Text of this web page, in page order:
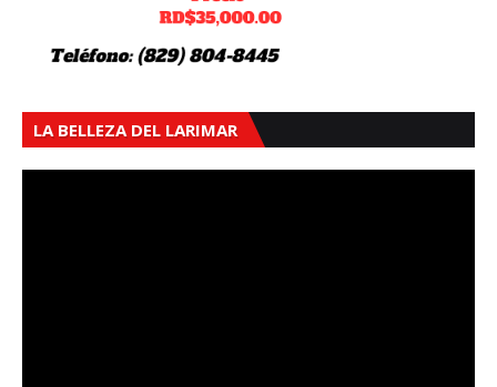
LA BELLEZA DEL LARIMAR